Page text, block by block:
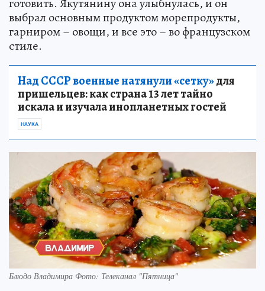
готовить. Якутянину она улыбнулась, и он
выбрал основным продуктом морепродукты,
гарниром – овощи, и все это – во французском
стиле.
Над СССР военные натянули «сетку»для
пришельцев: как страна 13 лет тайно
искала и изучала инопланетных гостей
НАУКА
Блюдо Владимира Фото: Телеканал "Пятница"